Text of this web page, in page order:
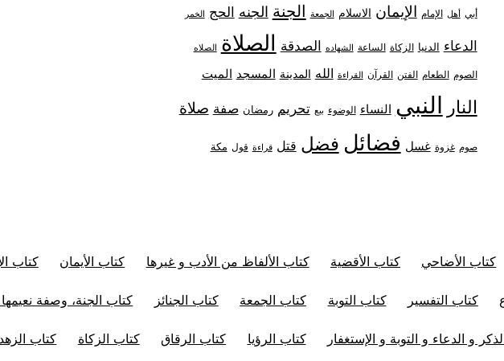
أبي أهل الإمام الإيمان الاسلام الجمعة الجنة الجنه الحج الخمر
الدعاء الدنيا الزكاة الساعة الشهاده الصدقة الصلاة الصلاه
الصوم الطعام الفتن القرآن القراءة الله المدينة المسجد الميت
النار النبي النساء الوضوء بيع تحريم رمضان صفة صلاة
صوم غزوة غسل فضائل فضل قتل قراءة قول مكة
كتاب الأضاحي كتاب الأقضية كتاب الألفاظ من الأدب و غيرها كتاب الأيمان كتاب
كتاب التفسير كتاب التوبة كتاب الجمعة كتاب الجنائز كتاب الجنة، وصفة نعيمها
و الدعاء و التوبة و الإستغفار كتاب الرؤيا كتاب الرقاق كتاب الزكاة كتاب